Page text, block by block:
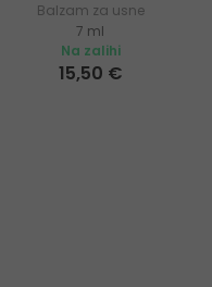
Balzam za usne
7 ml
Na zalihi
15,50 €